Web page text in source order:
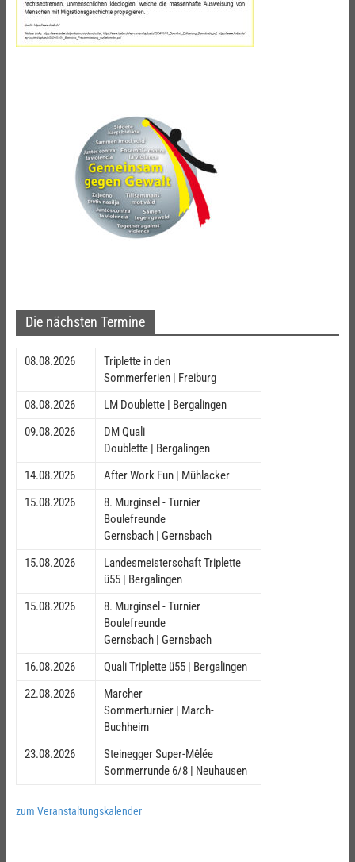
Die nächsten Termine
08.08.2026
Triplette in den
Sommerferien | Freiburg
08.08.2026
LM Doublette | Bergalingen
09.08.2026
DM Quali
Doublette | Bergalingen
14.08.2026
After Work Fun | Mühlacker
15.08.2026
8. Murginsel - Turnier
Boulefreunde
Gernsbach | Gernsbach
15.08.2026
Landesmeisterschaft Triplette
ü55 | Bergalingen
15.08.2026
8. Murginsel - Turnier
Boulefreunde
Gernsbach | Gernsbach
16.08.2026
Quali Triplette ü55 | Bergalingen
22.08.2026
Marcher
Sommerturnier | March-
Buchheim
23.08.2026
Steinegger Super-Mêlée
Sommerrunde 6/8 | Neuhausen
zum Veranstaltungskalender